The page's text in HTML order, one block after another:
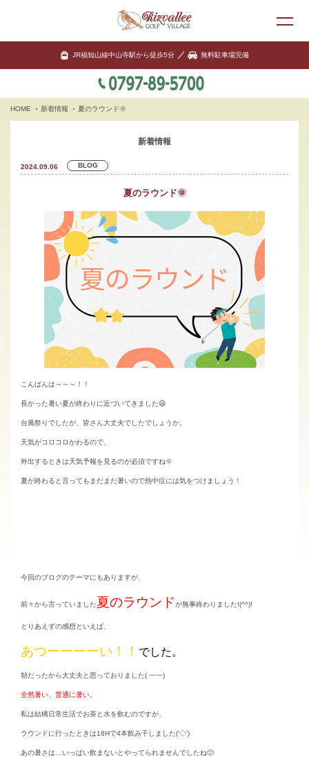
JR福知山線中山寺駅から徒歩5分 無料駐車場完備
HOME 新着情報 夏のラウンド🌞
新着情報
2024.09.06 BLOG
夏のラウンド🌞
こんばんは～～～！！
長かった暑い夏が終わりに近づいてきました😃
台風祭りでしたが、皆さん大丈夫でしたでしょうか。
天気がコロコロかわるので、
外出するときは天気予報を見るのが必須ですね🌞
夏が終わると言ってもまだまだ暑いので熱中症には気をつけましょう！
今回のブログのテーマにもありますが、
前々から言っていました夏のラウンドが無事終わりました!(^^)!
とりあえずの感想といえば、
あつーーーーい！！ でした。
朝だったから大丈夫と思っておりました( 一一)
全然暑い、普通に暑い。
私は結構日常生活でお茶と水を飲むのですが、
ラウンドに行ったときは18Hで4本飲み干しました(‘◇’)ゞ
あの暑さは…いっぱい飲まないとやってられませんでしたね🙁